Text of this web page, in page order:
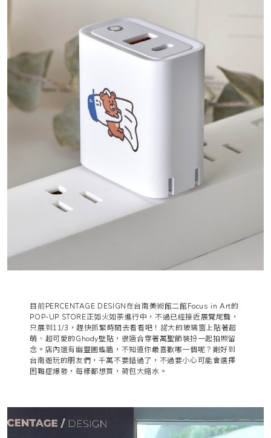
目前PERCENTAGE DESIGN在台南美術館二館Focus in Art的
POP-UP STORE正如火如荼進行中，不過已經接近展覽尾聲，
只展到11/3，趕快抓緊時間去看看吧！諾大的玻璃窗上貼著超
萌、超可愛的Ghody壁貼，很適合穿著萬聖節裝扮一起拍照留
念。店內還有幽靈圖鑑牆，不知道你最喜歡哪一個呢？剛好到
台南遊玩的朋友們，千萬不要錯過了，不過要小心可能會選擇
困難症爆發，每樣都想買，荷包大縮水。